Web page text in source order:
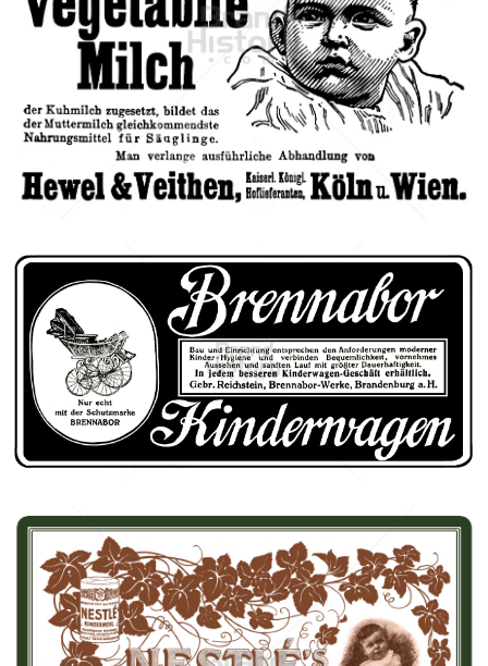
HEWEL & VEITHEN, Köln u. Wien
HEWEL & VEITHEN, Köln u. Wien
1905
Bild-ID: 42670
Gebr. Reichstein, Brandenburg
Gebr. Reichstein, Brennabor-Werke, Brandenburg a. d. H.
1909
Bild-ID: 40718